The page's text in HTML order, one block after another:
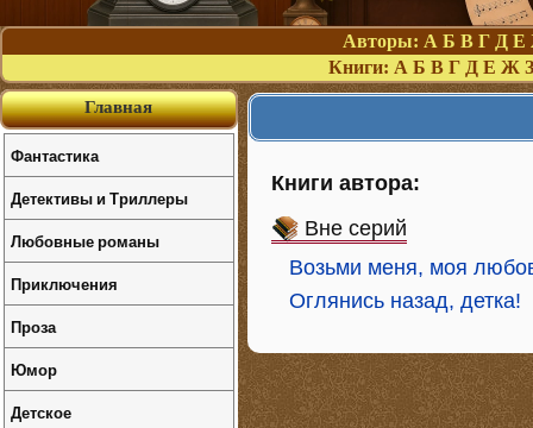
Авторы: А Б В Г Д Е
Книги: А Б В Г Д Е Ж З
Книги автора:
Вне серий
Возьми меня, моя
Оглянись назад, детка!
Главная
Фантастика
Детективы и Триллеры
Любовные романы
Приключения
Проза
Юмор
Детское